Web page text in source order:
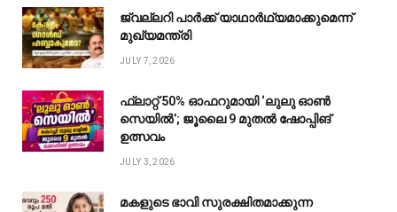
ജ്വല്ലറി പാർക്ക് യാഥാർഥ്യമാക്കുമെന്ന്
മുഖ്യമന്ത്രി
JULY 7, 2026
ഫ്ലാറ്റ് 50% ഓഫറുമായി ‘ലുലു ഓൺ
സെയിൽ’; ജൂലൈ 9 മുതൽ ഷോപ്പിങ്
ഉത്സവം
JULY 3, 2026
മകളുടെ ഭാവി സുരക്ഷിതമാക്കുന്ന